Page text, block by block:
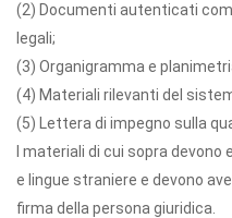
(2) Documenti autenticati
legali;
(3) Organigramma e
(4) Materiali rilevanti del
(5) Lettera di impegno sulla
I materiali di cui sopra
e lingue straniere e devono
firma della persona giuridica.